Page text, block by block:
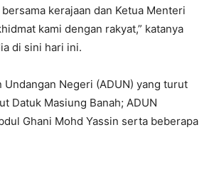
kerajaan dan Ketua Menteri
kami dengan rakyat,” katanya
di sini hari ini.
Undangan Negeri (ADUN) yang turut
Datuk Masiung Banah; ADUN
Ghani Mohd Yassin serta beberapa